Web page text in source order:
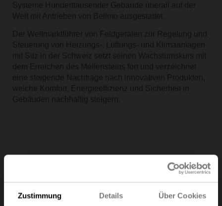
Zustimmung Details Über Cookies
Systeme Hunderttausender Gebäude überall auf der
Welt mit Antrieben von Belimo ausgestattet.
Der Weltmarktführer von Feldgeräten zur Regelung und
Steuerung von Heizungs-, Lüftungs- und Klimaanlagen
mit Sitz in der Schweiz setzt seinen Wachstumskurs mit
dem Erreichen des Meilensteins fort und verzeichnet
eine steigende Nachfrage nach innovativen Produkten,
welche Komfort, Energieeffizienz und Sicherheit in
Gebäuden nachhaltig steigern.